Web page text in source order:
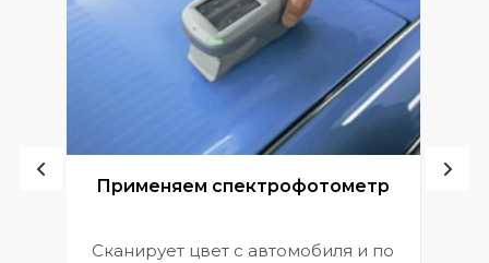
Применяем спектрофотометр
Сканирует цвет с автомобиля и по